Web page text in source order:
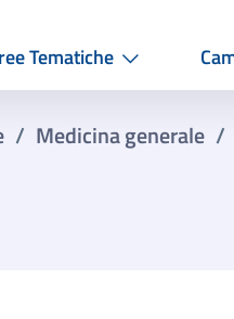
Tematiche
/ Medicina generale /